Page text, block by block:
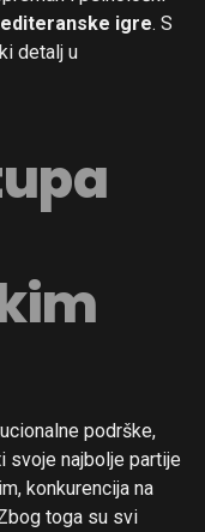
igre. S
detalj u
podrške,
svoje najbolje partije
konkurencija na
toga su svi